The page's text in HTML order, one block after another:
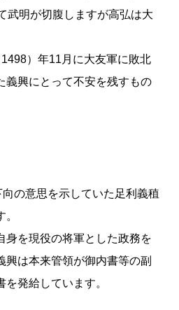
武明が切腹しますが高弘は大
）年11月に大友軍に敗北
義興にとって不安を残すもの
の意思を示していた足利義稙
身を現役の将軍とした政務を
興は本来管領が御内書等の副
発給しています。